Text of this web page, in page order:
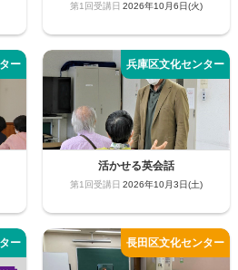
2026年10月6日(火)
活かせる英会話
2026年10月3日(土)